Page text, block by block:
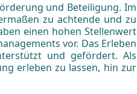
und Beteiligung. Im
zu achtende und zu
einen hohen Stellenwert
vor. Das Erleben
und gefördert. Als
erleben zu lassen, hin zur